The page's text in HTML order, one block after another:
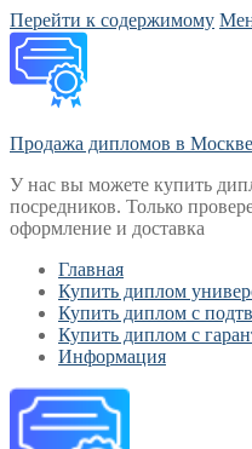
Перейти к содержимому
Продажа дипломов в Москве
У нас вы можете купить
посредников. Только
оформление и доставка
Главная
Купить диплом
Купить диплом с
Купить диплом с
Информация